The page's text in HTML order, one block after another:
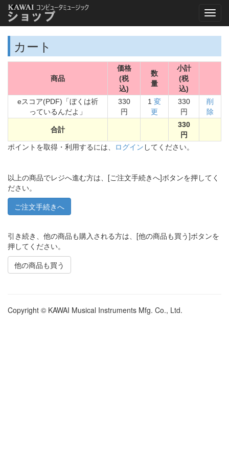
カート
商品
価格
(税
込)
数
量
小計
(税
込)
eスコア(PDF)「ぼくは祈
っているんだよ」
330
円
1 変
更
330
円
削
除
合計
330
円
ポイントを取得・利用するには、 ログイン してください。
以上の商品でレジへ進む方は、[ご注文手続きへ]ボタンを押してく
ださい。
引き続き、他の商品も購入される方は、[他の商品も買う]ボタンを
押してください。
他の商品も買う
Copyright © KAWAI Musical Instruments Mfg. Co., Ltd.